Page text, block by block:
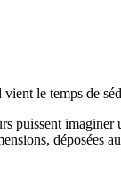
le temps de
puissent
déposées